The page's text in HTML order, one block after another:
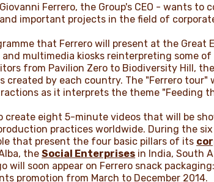
Ferrero, the Group's CEO - wants
important projects in the field of
that Ferrero will present at the
and multimedia kiosks reinterpreting some
from Pavilion Zero to Biodiversity Hill,
created by each country. The "Ferrero
as it interprets the theme "Feeding
create eight 5-minute videos that will be
practices worldwide. During the
that present the four basic pillars of its
theSocial Enterprises in India, South
will soon appear on Ferrero snack
promotion from March to December 2014.